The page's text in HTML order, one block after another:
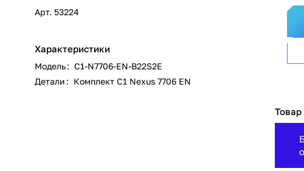
Арт. 53224
Характеристики
Модель: C1-N7706-EN-B22S2E
Детали: Комплект C1 Nexus 7706 EN
Товар